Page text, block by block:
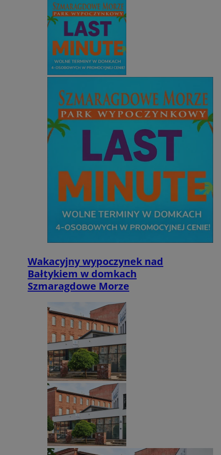
Wakacyjny wypoczynek nad
Bałtykiem w domkach
Szmaragdowe Morze